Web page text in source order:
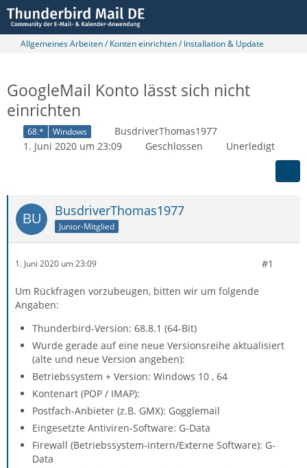
Allgemeines Arbeiten / Konten einrichten / Installation & Update
GoogleMail Konto lässt sich nicht
einrichten
68.* Windows
BusdriverThomas1977
1. Juni 2020 um 23:09
Geschlossen Unerledigt
BusdriverThomas1977
Junior-Mitglied
1. Juni 2020 um 23:09 #1
Um Rückfragen vorzubeugen, bitten wir um folgende
Angaben:
Thunderbird-Version: 68.8.1 (64-Bit)
Wurde gerade auf eine neue Versionsreihe aktualisiert
(alte und neue Version angeben):
Betriebssystem + Version: Windows 10 , 64
Kontenart (POP / IMAP):
Postfach-Anbieter (z.B. GMX): Gogglemail
Eingesetzte Antiviren-Software: G-Data
Firewall (Betriebssystem-intern/Externe Software): G-
Data